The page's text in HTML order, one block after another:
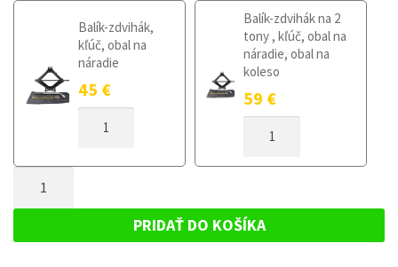
Balík-zdvihák,
kľúč, obal na
náradie
45 €
DOJAZDOVÉ
SUZUKI
2006-
135/90R16
Balík-zdvihák na 2
tony , kľúč, obal na
náradie, obal na
koleso
59 €
DOJAZDOVÉ
2006-
2013
SUZUKI
PRIDAŤ DO KOŠÍKA